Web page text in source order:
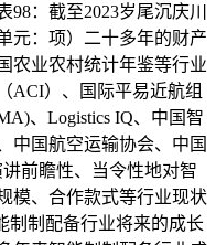
：截至2023岁尾沉庆川
元：项）二十多年的财产
农业农村统计年鉴等行业
ACI）、国际平易近航组
、Logistics IQ、中国智
中国航空运输协会、中国
前瞻性、当令性地对智
模、合作款式等行业现状
制制配备行业将来的成长